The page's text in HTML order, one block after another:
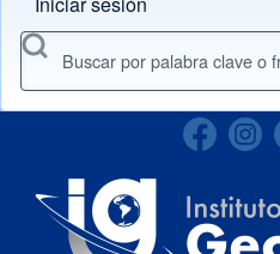
Menu do usuário
Buscar